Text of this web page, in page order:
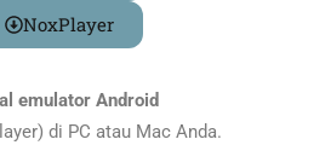
NoxPlayer
emulator Android
di PC atau Mac Anda.